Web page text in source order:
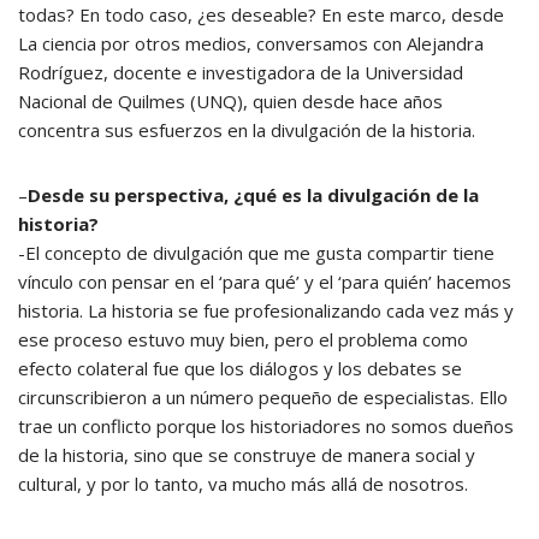
todas? En todo caso, ¿es deseable? En este marco, desde
La ciencia por otros medios, conversamos con Alejandra
Rodríguez, docente e investigadora de la Universidad
Nacional de Quilmes (UNQ), quien desde hace años
concentra sus esfuerzos en la divulgación de la historia.
–Desde su perspectiva, ¿qué es la divulgación de la
historia?
-El concepto de divulgación que me gusta compartir tiene
vínculo con pensar en el ‘para qué’ y el ‘para quién’ hacemos
historia. La historia se fue profesionalizando cada vez más y
ese proceso estuvo muy bien, pero el problema como
efecto colateral fue que los diálogos y los debates se
circunscribieron a un número pequeño de especialistas. Ello
trae un conflicto porque los historiadores no somos dueños
de la historia, sino que se construye de manera social y
cultural, y por lo tanto, va mucho más allá de nosotros.